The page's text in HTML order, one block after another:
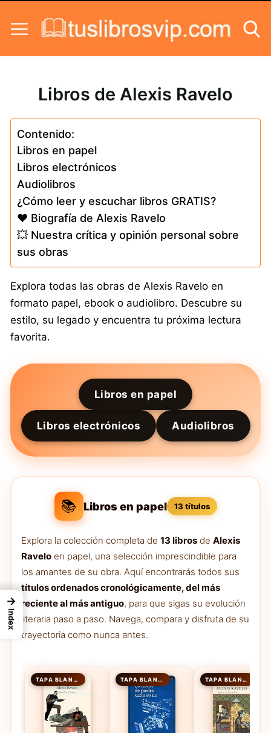
Libros de Alexis Ravelo
Contenido:
Libros en papel
Libros electrónicos
Audiolibros
¿Cómo leer y escuchar libros GRATIS?
❤️ Biografía de Alexis Ravelo
💥 Nuestra crítica y opinión personal sobre
sus obras
Explora todas las obras de Alexis Ravelo en
formato papel, ebook o audiolibro. Descubre su
estilo, su legado y encuentra tu próxima lectura
favorita.
Libros en papel
Libros electrónicos Audiolibros
📚 Libros en papel 13 títulos
Explora la colección completa de 13 libros de Alexis
Ravelo en papel, una selección imprescindible para
los amantes de su obra. Aquí encontrarás todos sus
títulos ordenados cronológicamente, del más
reciente al más antiguo, para que sigas su evolución
literaria paso a paso. Navega, compara y disfruta de su
trayectoria como nunca antes.
TAPA BLANDA TAPA BLANDA TAPA BLANDA
→
Index